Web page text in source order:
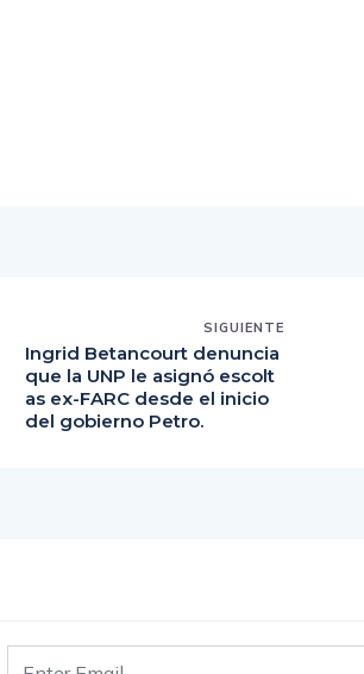
SIGUIENTE
Ingrid Betancourt denuncia
que la UNP le asignó escolt
as ex-FARC desde el inicio
del gobierno Petro.